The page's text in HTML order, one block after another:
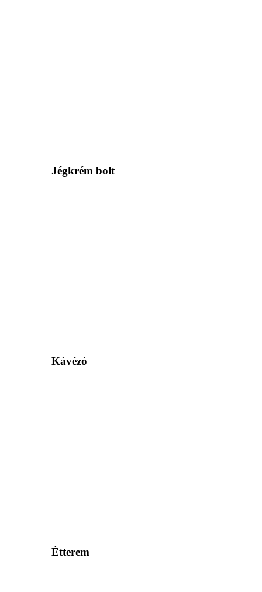
Jégkrém bolt
Kávézó
Étterem